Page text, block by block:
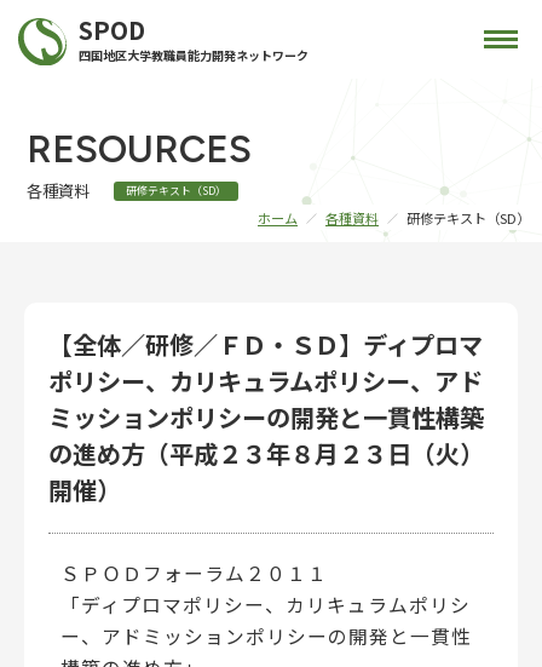
SPOD
四国地区大学教職員能力開発ネットワーク
RESOURCES
各種資料 研修テキスト（SD）
ホーム 各種資料 研修テキスト（SD）
【全体／研修／ＦＤ・ＳＤ】ディプロマ
ポリシー、カリキュラムポリシー、アド
ミッションポリシーの開発と一貫性構築
の進め方（平成２３年８月２３日（火）
開催）
ＳＰＯＤフォーラム２０１１
「ディプロマポリシー、カリキュラムポリシ
ー、アドミッションポリシーの開発と一貫性